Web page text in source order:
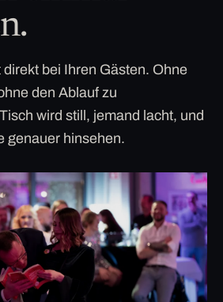
bei Ihren Gästen. Ohne
den Ablauf zu
wird still, jemand lacht, und
genauer hinsehen.